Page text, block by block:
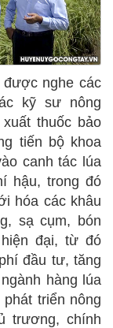
nghe các
kỹ sư nông
thuốc bảo
tiến bộ khoa
canh tác lúa
hậu, trong đó
hóa các khâu
sạ cụm, bón
đại, từ đó
đầu tư, tăng
hàng lúa
triển nông
trương, chính